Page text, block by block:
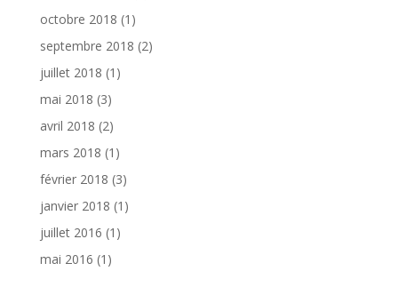
octobre 2018 (1)
septembre 2018 (2)
juillet 2018 (1)
mai 2018 (3)
avril 2018 (2)
mars 2018 (1)
février 2018 (3)
janvier 2018 (1)
juillet 2016 (1)
mai 2016 (1)